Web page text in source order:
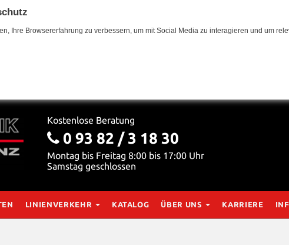
Ihre Browsererfahrung zu verbessern, um mit Social Media zu interagieren und um
Kostenlose Beratung
0 93 82 / 3 18 30
Montag bis Freitag 8:00 bis 17:00 Uhr
Samstag geschlossen
LINIENVERKEHR KATALOG ÜBER UNS KARRIERE